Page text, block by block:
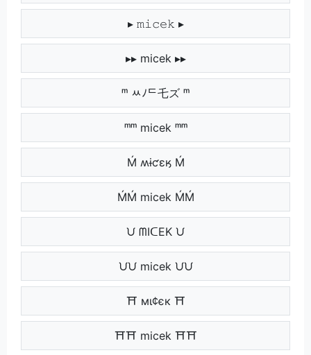
▸ 𝚖𝚒𝚌𝚎𝚔 ▸
▸▸ micek ▸▸
ᵐ ﾶﾉᄃ乇ズ ᵐ
ᵐᵐ micek ᵐᵐ
Ḿ ʍɨƈɛӄ Ḿ
ḾḾ micek ḾḾ
ᙀ ᗰIᑕEK ᙀ
ᙀᙀ micek ᙀᙀ
⛩ мι¢єк ⛩
⛩⛩ micek ⛩⛩